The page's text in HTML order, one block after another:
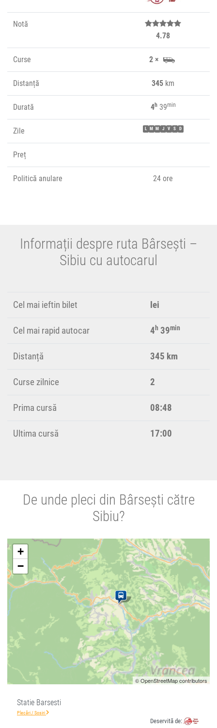
Notă
4.78
Curse 2 ×
Distanță 345 km
Durată 4h39min
Zile L M M J V S D
Preț
Politică anulare 24 ore
Informații despre ruta Bârsești –
Sibiu cu autocarul
Cel mai ieftin bilet lei
Cel mai rapid autocar 4h 39min
Distanță 345 km
Curse zilnice 2
Prima cursă 08:48
Ultima cursă 17:00
De unde pleci din Bârsești către
Sibiu?
+
−
© OpenStreetMap contributors
Statie Barsesti
Plecări / Sosiri
Deservită de: